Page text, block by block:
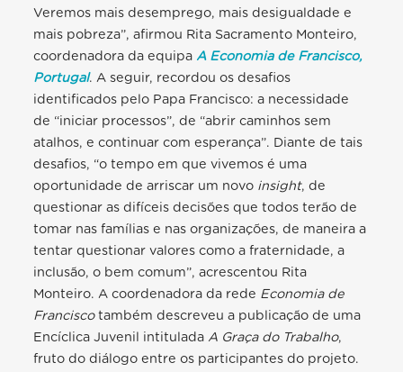
Veremos mais desemprego, mais desigualdade e
mais pobreza”, afirmou Rita Sacramento Monteiro,
coordenadora da equipa A Economia de Francisco,
Portugal. A seguir, recordou os desafios
identificados pelo Papa Francisco: a necessidade
de “iniciar processos”, de “abrir caminhos sem
atalhos, e continuar com esperança”. Diante de tais
desafios, “o tempo em que vivemos é uma
oportunidade de arriscar um novo insight, de
questionar as difíceis decisões que todos terão de
tomar nas famílias e nas organizações, de maneira a
tentar questionar valores como a fraternidade, a
inclusão, o bem comum”, acrescentou Rita
Monteiro. A coordenadora da rede Economia de
Franciscotambém descreveu a publicação de uma
Encíclica Juvenil intitulada A Graça do Trabalho,
fruto do diálogo entre os participantes do projeto.